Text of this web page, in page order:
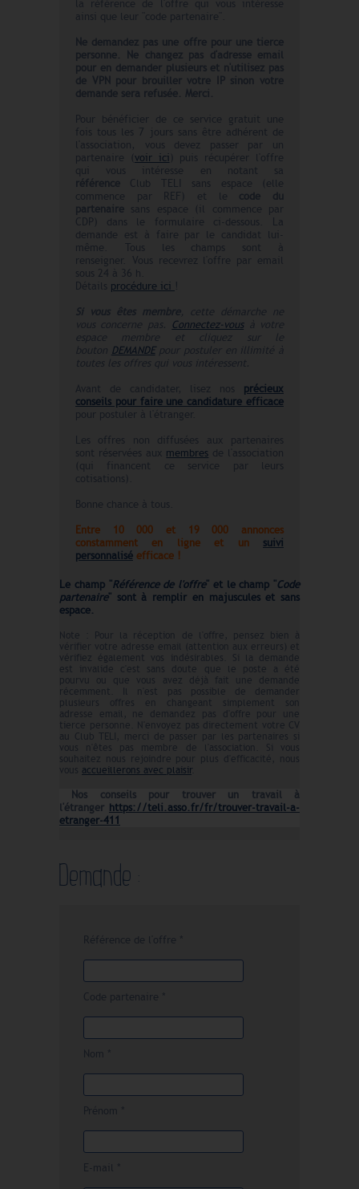
la référence de l'offre qui vous intéresse
ainsi que leur "code partenaire".
Ne demandez pas une offre pour une tierce
personne. Ne changez pas d'adresse email
pour en demander plusieurs et n'utilisez pas
de VPN pour brouiller votre IP sinon votre
demande sera refusée. Merci.
Pour bénéficier de ce service gratuit une
fois tous les 7 jours sans être adhérent de
l'association, vous devez passer par un
partenaire (voir ici ) puis récupérer l'offre
qui vous intéresse en notant sa
référence Club TELI sans espace (elle
commence par REF) et le code du
partenaire sans espace (il commence par
CDP) dans le formulaire ci-dessous. La
demande est à faire par le candidat lui-
même. Tous les champs sont à
renseigner. Vous recevrez l'offre par email
sous 24 à 36 h.
Détails procédure ici
Si vous êtes membre, cette démarche ne
vous concerne pas.
Connectez-vousà votre
espace membre et cliquez sur le
bouton DEMANDEpour postuler en illimité à
toutes les offres qui vous intéressent.
Avant de candidater, lisez nos précieux
conseils pour faire une candidature efficace
pour postuler à l'étranger.
Les offres non diffusées aux partenaires
sont réservées aux membres de l'association
(qui financent ce service par leurs
cotisations).
Bonne chance à tous.
Entre 10 000 et 19 000 annonces
constamment en ligne et un suivi
personnalisé efficace !
Le champ "Référence de l'offre" et le champ "Code
partenaire" sont à remplir en majuscules et sans
espace.
Note : Pour la réception de l'offre, pensez bien à
vérifier votre adresse email (attention aux erreurs) et
vérifiez également vos indésirables. Si la demande
est invalide c'est sans doute que le poste a été
pourvu ou que vous avez déjà fait une demande
récemment. Il n'est pas possible de demander
plusieurs offres en changeant simplement son
adresse email, ne demandez pas d'offre pour une
tierce personne. N'envoyez pas directement votre CV
au Club TELI, merci de passer par les partenaires si
vous n'êtes pas membre de l'association. Si vous
souhaitez nous rejoindre pour plus d'efficacité, nous
vous accueillerons avec plaisir.
Nos conseils pour trouver un travail à
l'étranger https://teli.asso.fr/fr/trouver-travail-a-
etranger-411
Demande :
Référence de l'offre *
Code partenaire *
Nom *
Prénom *
E-mail *